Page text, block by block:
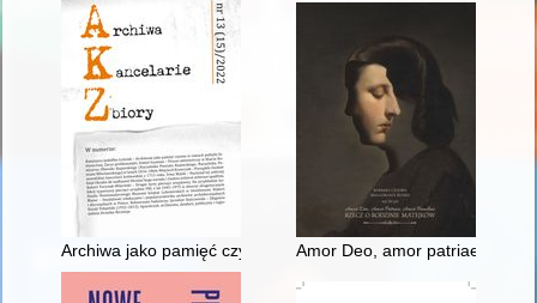
Archiwa jako pamięć czynna w ramach polityki historycznej.
Amor Deo, amor patriae, amor